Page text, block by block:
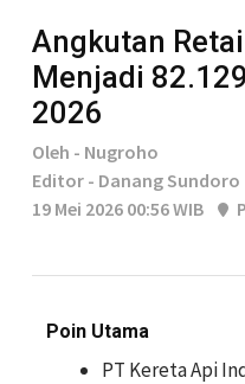
Angkutan
Menjadi
2026
Oleh - Nugroho
Editor - Danang Sundoro
19 Mei 2026 00:56 WIB
Poin Utama
PT Kereta Api